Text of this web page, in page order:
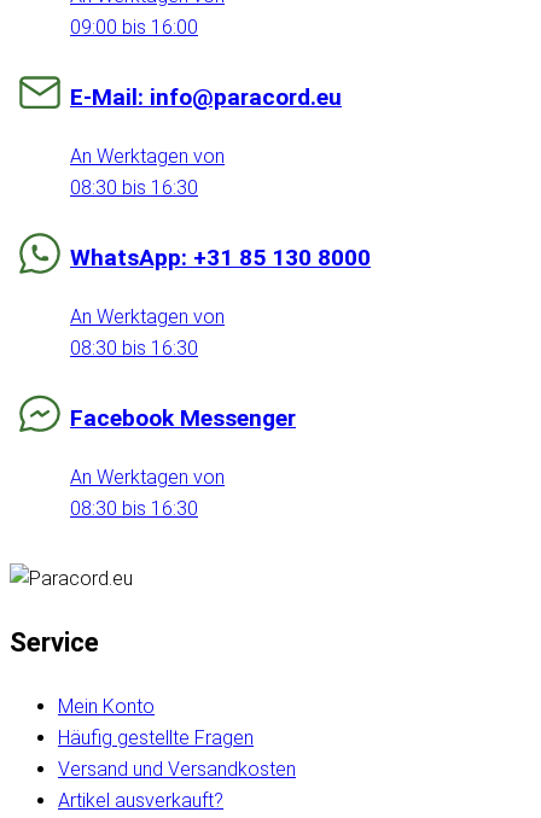
09:00 bis 16:00
E-Mail: info@paracord.eu
An Werktagen von
08:30 bis 16:30
WhatsApp: +31 85 130 8000
An Werktagen von
08:30 bis 16:30
Facebook Messenger
An Werktagen von
08:30 bis 16:30
Service
Mein Konto
Häufig gestellte Fragen
Versand und Versandkosten
Artikel ausverkauft?